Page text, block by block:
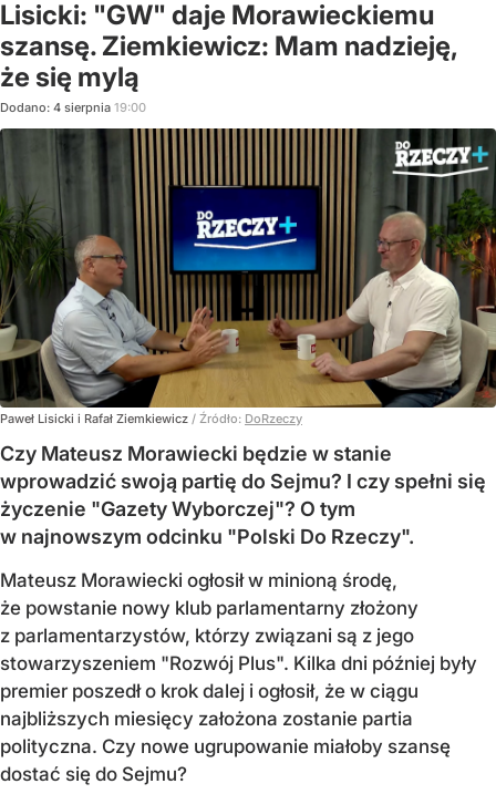
Lisicki: "GW" daje Morawieckiemu
szansę. Ziemkiewicz: Mam nadzieję,
że się mylą
Dodano: 4 sierpnia 19:00
Paweł Lisicki i Rafał Ziemkiewicz / Źródło: DoRzeczy
Czy Mateusz Morawiecki będzie w stanie
wprowadzić swoją partię do Sejmu? I czy spełni się
życzenie "Gazety Wyborczej"? O tym
w najnowszym odcinku "Polski Do Rzeczy".
Mateusz Morawiecki ogłosił w minioną środę,
że powstanie nowy klub parlamentarny złożony
z parlamentarzystów, którzy związani są z jego
stowarzyszeniem "Rozwój Plus". Kilka dni później były
premier poszedł o krok dalej i ogłosił, że w ciągu
najbliższych miesięcy założona zostanie partia
polityczna. Czy nowe ugrupowanie miałoby szansę
dostać się do Sejmu?